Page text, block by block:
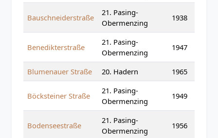
Bauschneiderstraße
21. Pasing-
Obermenzing
1938
Benedikterstraße
21. Pasing-
Obermenzing
1947
Blumenauer Straße 20. Hadern 1965
Böcksteiner Straße
21. Pasing-
Obermenzing
1949
Bodenseestraße
21. Pasing-
Obermenzing
1956